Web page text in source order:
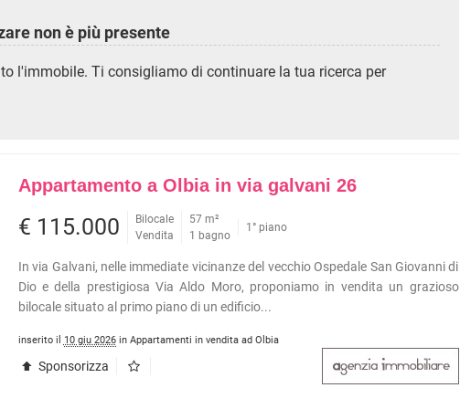
COMMERCIALI
METROPOLITANA
VILLE DI LUSSO
APPARTAMENTI ARREDATI
APPARTAMENTI PIANO TERRA
APPARTAMENTI PIANO ALTO
APPARTAMENTI CON GIARDINO
APPARTAMENTI CON BOX
non è più presente
l'immobile. Ti consigliamo di continuare la tua ricerca per
Appartamento a Olbia in via galvani 26
€ 115.000
Bilocale
Vendita
57 m²
1 bagno
1° piano
In via Galvani, nelle immediate vicinanze del vecchio Ospedale San Giovanni di
Dio e della prestigiosa Via Aldo Moro, proponiamo in vendita un grazioso
bilocale situato al primo piano di un edificio...
inserito il 10 giu 2026in Appartamenti in vendita ad Olbia
Sponsorizza